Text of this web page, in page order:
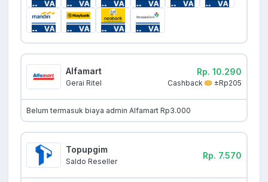
Alfamart
Gerai Ritel
Rp. 10.290
Cashback ±Rp205
Belum termasuk biaya admin Alfamart Rp3.000
Topupgim
Saldo Reseller
Rp. 7.570